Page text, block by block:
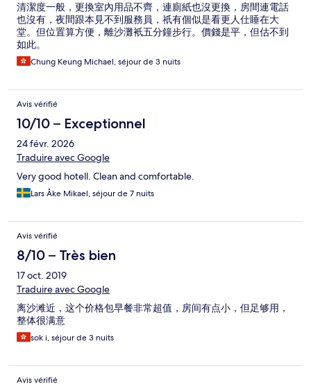
清潔度一般，更換室內用品不齊，連廁紙也沒更換，房間連電話
也沒有，夜間跟本見不到服務員，祇有個似是看更人仕睡在大
堂。但位置算方便，離沙灘衹五分鐘步行。價錢是平，但估不到
如此。
Chung Keung Michael, séjour de 3 nuits
Avis vérifié
10/10 – Exceptionnel
24 févr. 2026
Traduire avec Google
Very good hotell. Clean and comfortable.
Lars Åke Mikael, séjour de 7 nuits
Avis vérifié
8/10 – Très bien
17 oct. 2019
Traduire avec Google
离沙滩近，这个价格包早餐非常超值，房间有点小，但足够用，
整体很满意
sok i, séjour de 3 nuits
Avis vérifié